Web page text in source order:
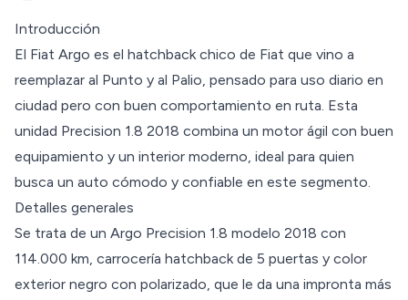
Introducción
El Fiat Argo es el hatchback chico de Fiat que vino a
reemplazar al Punto y al Palio, pensado para uso diario en
ciudad pero con buen comportamiento en ruta. Esta
unidad Precision 1.8 2018 combina un motor ágil con buen
equipamiento y un interior moderno, ideal para quien
busca un auto cómodo y confiable en este segmento.
Detalles generales
Se trata de un Argo Precision 1.8 modelo 2018 con
114.000 km, carrocería hatchback de 5 puertas y color
exterior negro con polarizado, que le da una impronta más